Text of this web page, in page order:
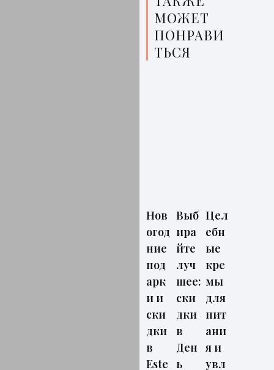
МОЖЕТ
ПОНРАВИ
ТЬСЯ
Нов
огод
ние
под
арк
и и
ски
дки
в
Este
Выб
ира
йте
луч
шее:
ски
дки
в
Ден
ь
Цел
ебн
ые
кре
мы
для
пит
ани
я и
увл